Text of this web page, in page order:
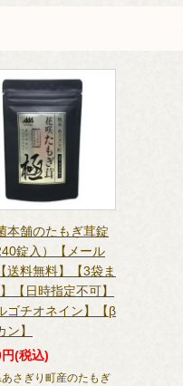
本舗のたもぎ茸錠
錠入）【メール
送料無料】【3袋ま
【日時指定不可】
ゴチオネイン】【β
ン】
(税込)
さぎり町産のたもぎ